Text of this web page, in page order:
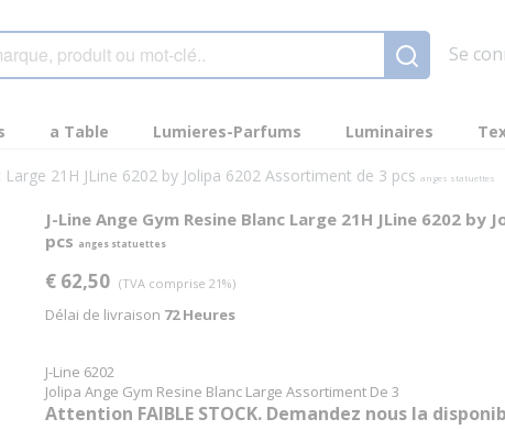
Se
a Table Lumieres-Parfums Luminaires
Large 21H JLine 6202 by Jolipa 6202 Assortiment de 3 pcs anges statuettes
J-Line Ange Gym Resine Blanc Large 21H JLine 6202
pcs anges statuettes
€ 62,50 (TVA comprise 21%)
Délai de livraison 72 Heures
J-Line 6202
Jolipa Ange Gym Resine Blanc Large Assortiment De 3
Attention FAIBLE STOCK. Demandez nous la